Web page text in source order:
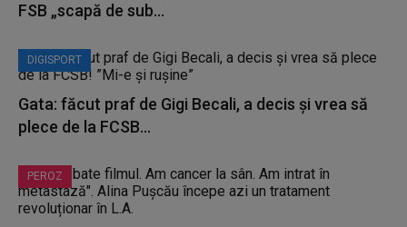
FSB „scapă de sub...
DIGISPORT
Gata: făcut praf de Gigi Becali, a decis și vrea să
plece de la FCSB...
PEROZ